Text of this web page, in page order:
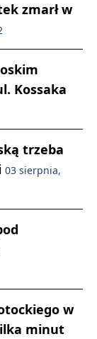
zmarł w
Kossaka
trzeba
03 sierpnia,
w
minut